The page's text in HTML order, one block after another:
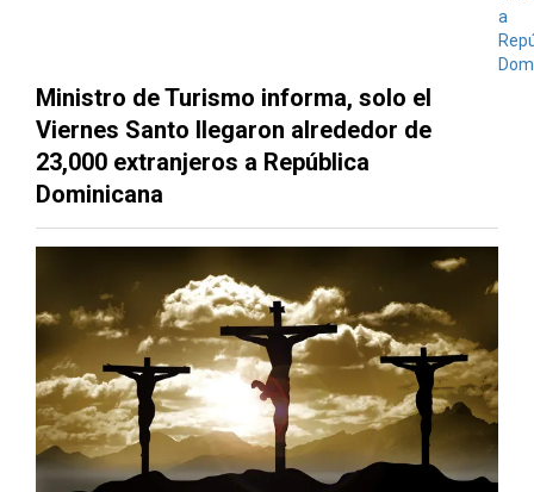
Ministro de Turismo informa, solo el
Viernes Santo llegaron alrededor de
23,000 extranjeros a República
Dominicana